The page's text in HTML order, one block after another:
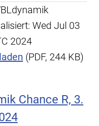
Wed Jul 03
2024
(PDF, 244 KB)
Chance R, 3.